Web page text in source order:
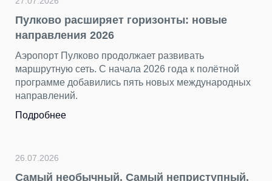
новые
развивать
года к полётной
новых международных
неприступный.
23.07.2026
«Нечего смотреть» —
несправедливый миф о